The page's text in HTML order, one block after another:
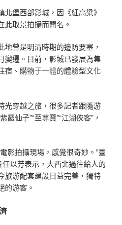
堡西部影城，因《紅高粱》
此取景拍攝而聞名。
曾是明清時期的邊防要塞，
變遷。目前，影城已發展為集
宿、購物于一體的體驗型文化
光穿越之旅，很多記者跟隨游
仙子”“至尊寶”“江湖俠客”，
影拍攝現場，感覺很奇妙。”臺
以芳表示，大西北過往給人的
旅游配套建設日益完善，獨特
的游客。